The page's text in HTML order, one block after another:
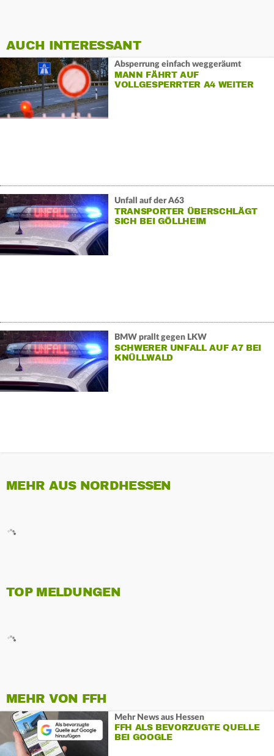
AUCH INTERESSANT
Absperrung einfach weggeräumt
MANN FÄHRT AUF
VOLLGESPERRTER A4 WEITER
Unfall auf der A63
TRANSPORTER ÜBERSCHLÄGT
SICH BEI GÖLLHEIM
BMW prallt gegen LKW
SCHWERER UNFALL AUF A7 BEI
KNÜLLWALD
MEHR AUS NORDHESSEN
TOP MELDUNGEN
MEHR VON FFH
Mehr News aus Hessen
FFH ALS BEVORZUGTE QUELLE
BEI GOOGLE